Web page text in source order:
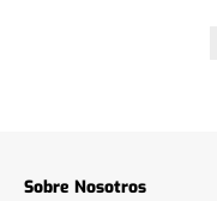
Sobre Nosotros